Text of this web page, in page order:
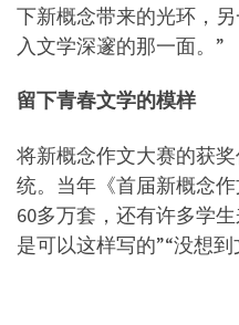
下新概念带来的光环，
入文学深邃的那一面。”
留下青春文学的模样
将新概念作文大赛的获
统。当年《首届新概念
60多万套，还有许多学
是可以这样写的”“没想到